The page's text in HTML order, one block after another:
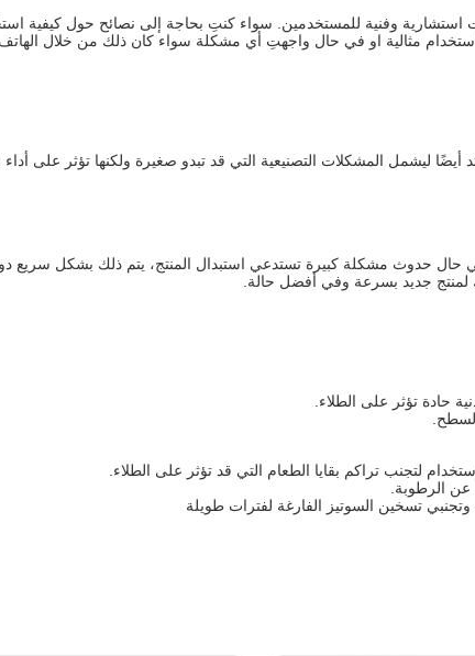
استشارية وفنية للمستخدمين. سواء كنتِ بحاجة إلى نصائح حول كيفية
مثالية او في حال واجهتِ أي مشكلة سواء كان ذلك من خلال
ليشمل المشكلات التصنيعية التي قد تبدو صغيرة ولكنها تؤثر على أداء
حال حدوث مشكلة كبيرة تستدعي استبدال المنتج، يتم ذلك بشكل سريع
لمنتج جديد بسرعة وفي أفضل حالة.
حادة تؤثر على الطلاء.
لتجنب تراكم بقايا الطعام التي قد تؤثر على الطلاء.
عن الرطوبة.
تسخين السوتيز الفارغة لفترات طويلة